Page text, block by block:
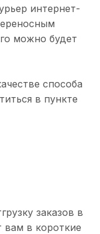
интернет-
можно будет
способа
в пункте
заказов в
вам в короткие